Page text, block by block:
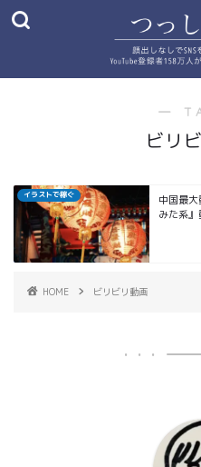
―
ビリ
イラストで稼ぐ
中国最
みた系
HOME ビリビリ動画